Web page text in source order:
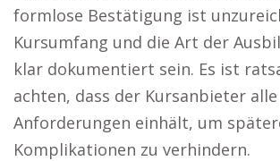
formlose Bestätigung ist
Kursumfang und die Art der
klar dokumentiert sein. Es ist
achten, dass der Kursanbieter alle
Anforderungen einhält, um
Komplikationen zu verhindern.